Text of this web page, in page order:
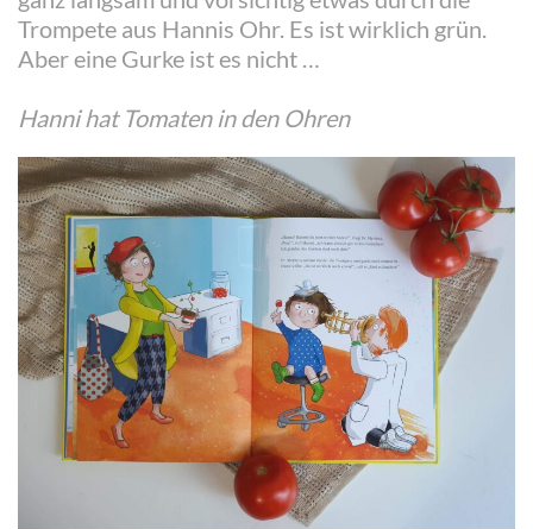
Trompete aus Hannis Ohr. Es ist wirklich grün.
Aber eine Gurke ist es nicht …
Hanni hat Tomaten in den Ohren